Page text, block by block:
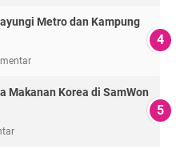
Metro dan Kampung
Makanan Korea di SamWon